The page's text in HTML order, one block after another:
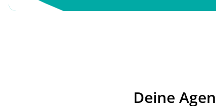
Deine